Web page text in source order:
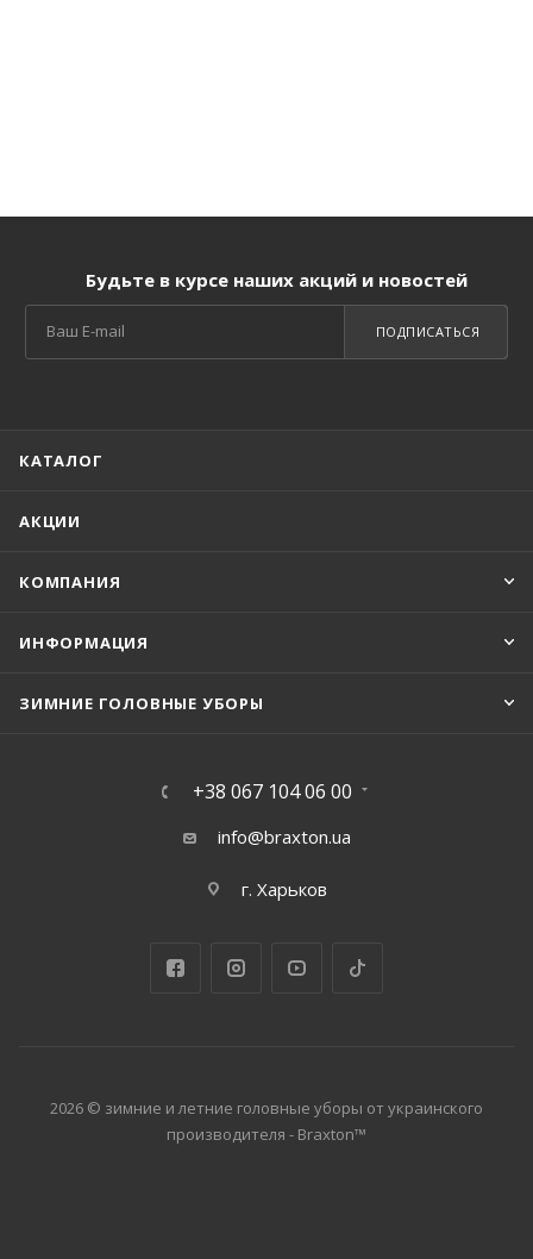
Будьте в курсе наших акций и новостей
ПОДПИСАТЬСЯ
КАТАЛОГ
АКЦИИ
КОМПАНИЯ
ИНФОРМАЦИЯ
ЗИМНИЕ ГОЛОВНЫЕ УБОРЫ
+38 067 104 06 00
info@braxton.ua
г. Харьков
2026 © зимние и летние головные уборы от украинского
производителя - Braxton™